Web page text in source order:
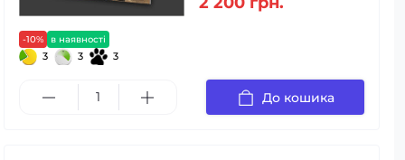
-10% в наявності
3 3 3
До кошика